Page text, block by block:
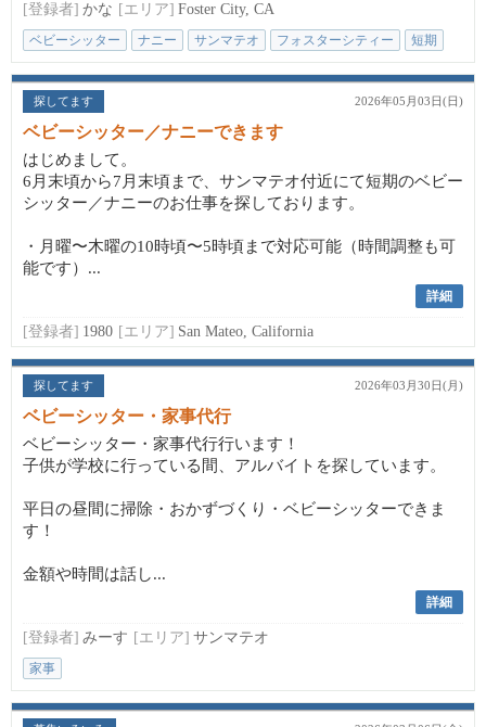
[登録者] かな [エリア] Foster City, CA
ベビーシッター ナニー サンマテオ フォスターシティー 短期
探してます 2026年05月03日(日)
ベビーシッター／ナニーできます
はじめまして。
6月末頃から7月末頃まで、サンマテオ付近にて短期のベビー
シッター／ナニーのお仕事を探しております。
・月曜〜木曜の10時頃〜5時頃まで対応可能（時間調整も可
能です）...
詳細
[登録者] 1980 [エリア] San Mateo, California
探してます 2026年03月30日(月)
ベビーシッター・家事代行
ベビーシッター・家事代行行います！
子供が学校に行っている間、アルバイトを探しています。
平日の昼間に掃除・おかずづくり・ベビーシッターできま
す！
金額や時間は話し...
詳細
[登録者] みーす [エリア] サンマテオ
家事